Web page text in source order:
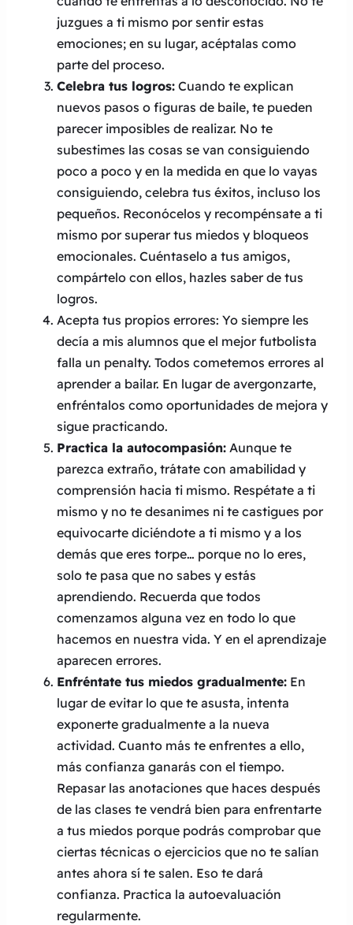
juzgues a ti mismo por sentir estas
emociones; en su lugar, acéptalas como
parte del proceso.
Celebra tus logros: Cuando te explican
nuevos pasos o figuras de baile, te pueden
parecer imposibles de realizar. No te
subestimes las cosas se van consiguiendo
poco a poco y en la medida en que lo vayas
consiguiendo, celebra tus éxitos, incluso los
pequeños. Reconócelos y recompénsate a ti
mismo por superar tus miedos y bloqueos
emocionales. Cuéntaselo a tus amigos,
compártelo con ellos, hazles saber de tus
logros.
Acepta tus propios errores: Yo siempre les
decía a mis alumnos que el mejor futbolista
falla un penalty. Todos cometemos errores al
aprender a bailar. En lugar de avergonzarte,
enfréntalos como oportunidades de mejora y
sigue practicando.
Practica la autocompasión: Aunque te
parezca extraño, trátate con amabilidad y
comprensión hacia ti mismo. Respétate a ti
mismo y no te desanimes ni te castigues por
equivocarte diciéndote a ti mismo y a los
demás que eres torpe… porque no lo eres,
solo te pasa que no sabes y estás
aprendiendo. Recuerda que todos
comenzamos alguna vez en todo lo que
hacemos en nuestra vida. Y en el aprendizaje
aparecen errores.
Enfréntate tus miedos gradualmente: En
lugar de evitar lo que te asusta, intenta
exponerte gradualmente a la nueva
actividad. Cuanto más te enfrentes a ello,
más confianza ganarás con el tiempo.
Repasar las anotaciones que haces después
de las clases te vendrá bien para enfrentarte
a tus miedos porque podrás comprobar que
ciertas técnicas o ejercicios que no te salían
antes ahora sí te salen. Eso te dará
confianza. Practica la autoevaluación
regularmente.